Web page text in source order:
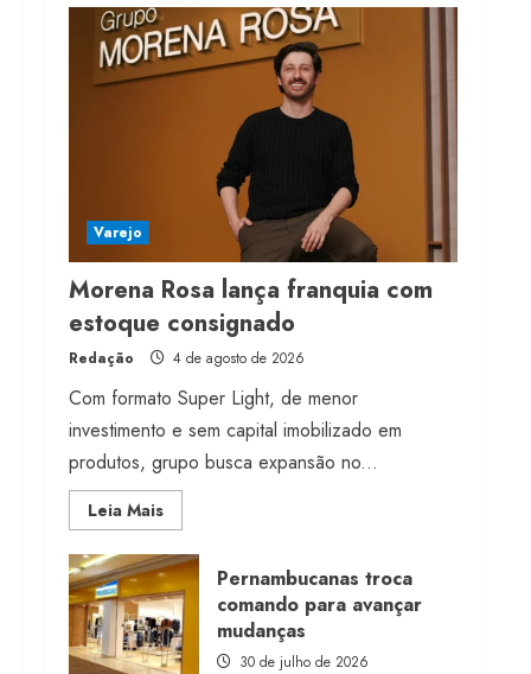
4 4 de agosto de 2026
Projeto testa passaporte
digital na moda nacional
4 de agosto de 2026
Varejo
Morena Rosa lança franquia com
estoque consignado
Redação 4 de agosto de 2026
Com formato Super Light, de menor
investimento e sem capital imobilizado em
produtos, grupo busca expansão no...
Leia MaisRead
more
Morena
Rosa
lança
franquia
com
estoque
consignado
Pernambucanas troca
comando para avançar
mudanças
30 de julho de 2026